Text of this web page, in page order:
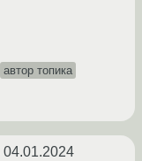
автор топика
04.01.2024